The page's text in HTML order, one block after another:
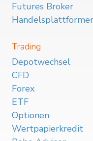
Futures Broker
Trading
Depotwechsel
CFD
Forex
ETF
Optionen
Wertpapierkredit